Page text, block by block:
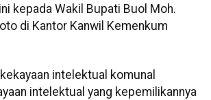
kepada Wakil Bupati Buol Moh.
di Kantor Kanwil Kemenkum
intelektual komunal
intelektual yang kepemilikannya